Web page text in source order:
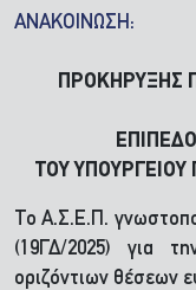
ΑΝΑΚΟΙΝΩΣΗ:
ΠΡΟΚΗΡΥΞΗΣ
ΤΟΥ
Το Α.Σ.Ε.Π.
(19ΓΔ/2025) για
οριζόντιων θέσεων